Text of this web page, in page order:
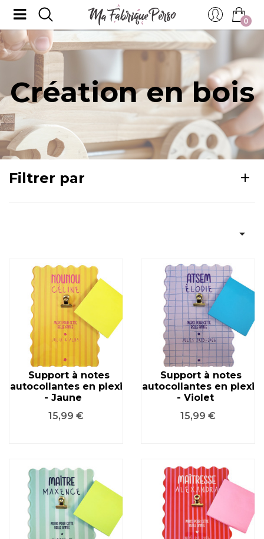
0
Création en bois
Filtrer par

Support à notes
autocollantes en plexi
- Jaune
Prix
15,99 €
Support à notes
autocollantes en plexi
- Violet
Prix
15,99 €